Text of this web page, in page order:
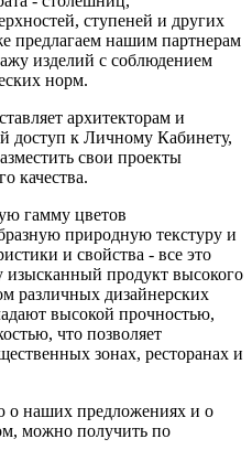
ступеней и других
предлагаем нашим партнерам
изделий с соблюдением
норм.
архитекторам и
доступ к Личному Кабинету,
свои проекты
качества.
гамму цветов
природную текстуру и
и свойства - все это
изысканный продукт высокого
различных дизайнерских
высокой прочностью,
что позволяет
зонах, ресторанах и
наших предложениях и о
можно получить по